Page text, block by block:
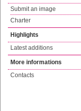
Submit an image
Charter
Highlights
Latest additions
More informations
Contacts